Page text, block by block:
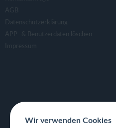
AGB
Datenschutzerklärung
APP- & Benutzerdaten löschen
Impressum
Wir verwenden Cookies